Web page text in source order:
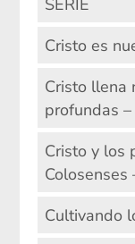
Cristo es
Cristo llena
profundas –
Cristo y los
Colosenses
Cultivando